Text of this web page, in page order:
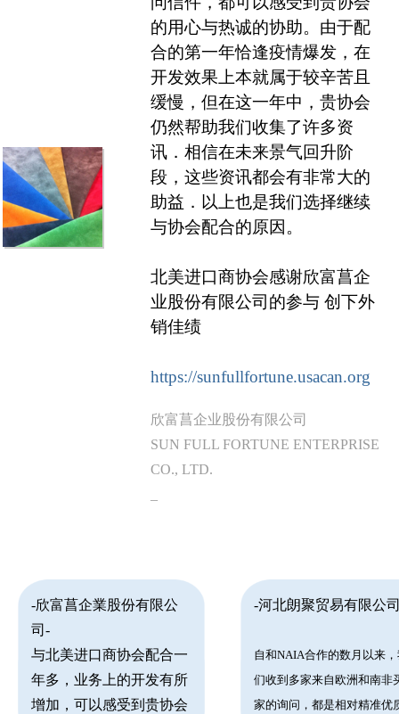
的用心与热诚的协助。由于配
合的第一年恰逢疫情爆发，在
开发效果上本就属于较辛苦且
缓慢，但在这一年中，贵协会
仍然帮助我们收集了许多资
讯．相信在未来景气回升阶
段，这些资讯都会有非常大的
助益．以上也是我们选择继续
与协会配合的原因。
北美进口商协会感谢欣富菖企
业股份有限公司的参与 创下外
销佳绩
https://sunfullfortune.usacan.org
欣富菖企业股份有限公司
SUN FULL FORTUNE ENTERPRISE
CO., LTD.
-欣富菖企業股份有限公
司-
与北美进口商协会配合一
年多，业务上的开发有所
增加，可以感受到贵协会
-河北朗聚贸易有限公
自和NAIA合作的数月以来
们收到多家来自欧洲和南非
家的询问，都是相对精准优